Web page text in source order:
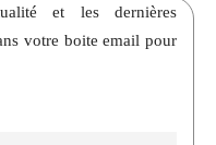
et les dernières
votre boite email pour